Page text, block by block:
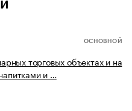
ОСНОВНОЙ
торговых объектах и на
и …